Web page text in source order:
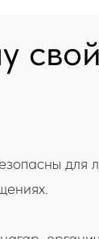
для